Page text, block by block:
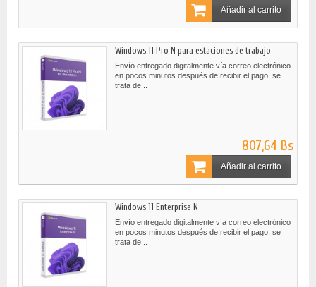
Añadir al carrito
Windows 11 Pro N para estaciones de trabajo
Envío entregado digitalmente vía correo electrónico
en pocos minutos después de recibir el pago, se
trata de...
807,64 Bs
Añadir al carrito
Windows 11 Enterprise N
Envío entregado digitalmente vía correo electrónico
en pocos minutos después de recibir el pago, se
trata de...